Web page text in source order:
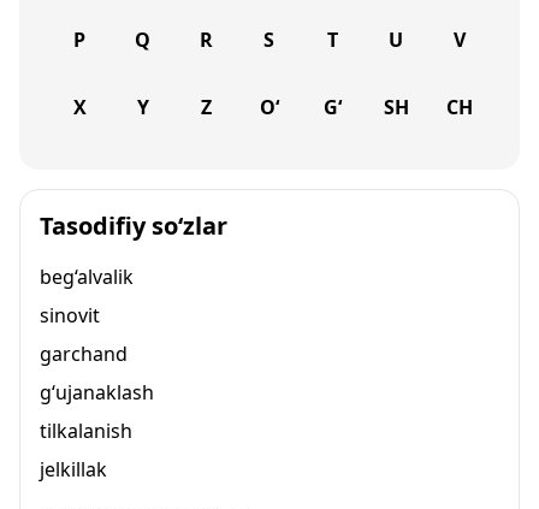
P Q R S T U V
X Y Z O‘ G‘ SH CH
Tasodifiy so‘zlar
beg‘alvalik
sinovit
garchand
g‘ujanaklash
tilkalanish
jelkillak